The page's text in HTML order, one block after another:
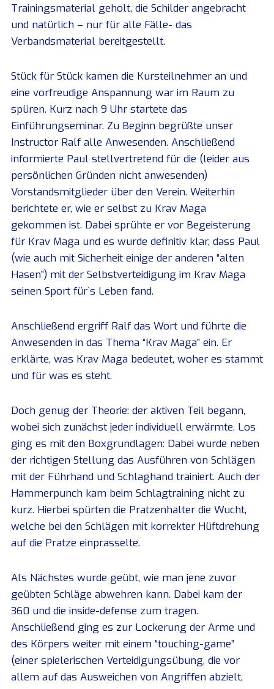
Trainingsmaterial geholt, die Schilder angebracht
und natürlich – nur für alle Fälle- das
Verbandsmaterial bereitgestellt.
Stück für Stück kamen die Kursteilnehmer an und
eine vorfreudige Anspannung war im Raum zu
spüren. Kurz nach 9 Uhr startete das
Einführungseminar. Zu Beginn begrüßte unser
Instructor Ralf alle Anwesenden. Anschließend
informierte Paul stellvertretend für die (leider aus
persönlichen Gründen nicht anwesenden)
Vorstandsmitglieder über den Verein. Weiterhin
berichtete er, wie er selbst zu Krav Maga
gekommen ist. Dabei sprühte er vor Begeisterung
für Krav Maga und es wurde definitiv klar, dass Paul
(wie auch mit Sicherheit einige der anderen “alten
Hasen”) mit der Selbstverteidigung im Krav Maga
seinen Sport für`s Leben fand.
Anschließend ergriff Ralf das Wort und führte die
Anwesenden in das Thema “Krav Maga” ein. Er
erklärte, was Krav Maga bedeutet, woher es stammt
und für was es steht.
Doch genug der Theorie: der aktiven Teil begann,
wobei sich zunächst jeder individuell erwärmte. Los
ging es mit den Boxgrundlagen: Dabei wurde neben
der richtigen Stellung das Ausführen von Schlägen
mit der Führhand und Schlaghand trainiert. Auch der
Hammerpunch kam beim Schlagtraining nicht zu
kurz. Hierbei spürten die Pratzenhalter die Wucht,
welche bei den Schlägen mit korrekter Hüftdrehung
auf die Pratze einprasselte.
Als Nächstes wurde geübt, wie man jene zuvor
geübten Schläge abwehren kann. Dabei kam der
360 und die inside-defense zum tragen.
Anschließend ging es zur Lockerung der Arme und
des Körpers weiter mit einem “touching-game”
(einer spielerischen Verteidigungsübung, die vor
allem auf das Ausweichen von Angriffen abzielt,